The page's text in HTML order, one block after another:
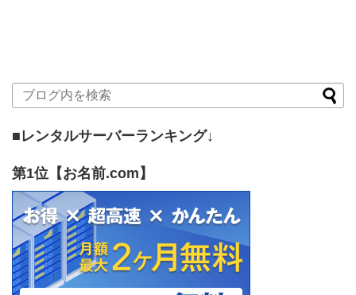
■レンタルサーバーランキング↓
第1位【お名前.com】